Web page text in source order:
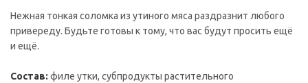
Нежная тонкая соломка из утиного мяса раздразнит любого
привереду. Будьте готовы к тому, что вас будут просить ещё
и ещё.
Состав: филе утки, субпродукты растительного